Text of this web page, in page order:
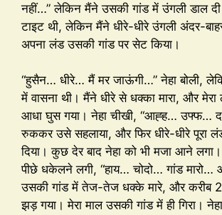
नहीं…” लेकिन मैंने उसकी गांड में उंगली डाल
टाइट थी, लेकिन मैंने धीरे-धीरे उंगली अंदर-
अपना लंड उसकी गांड पर सेट किया।
“हुसैन… धीरे… मैं मर जाऊंगी…” नेहा बोली,
में वासना थी। मैंने धीरे से धक्का मारा, और
आधा घुस गया। नेहा चीखी, “आह्ह… उफ्फ…
रुककर उसे सहलाया, और फिर धीरे-धीरे पूरा
दिया। कुछ देर बाद नेहा को भी मजा आने लगा।
पीछे धकेलने लगी, “हाय… चोदो… गांड
उसकी गांड में तेज-तेज धक्के मारे, और करीब
झड़ गया। मेरा माल उसकी गांड में ही गिरा।